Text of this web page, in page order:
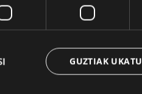
GUZTIAK UKATU